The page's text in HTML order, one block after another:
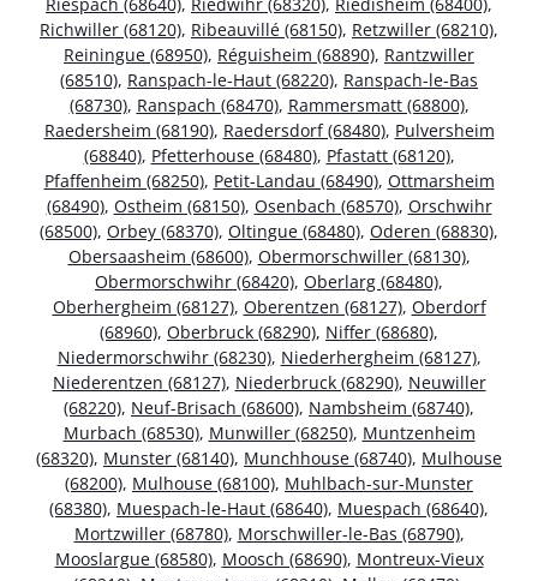
Richwiller (68120), Ribeauvillé (68150), Retzwiller (68210),
Reiningue (68950), Réguisheim (68890), Rantzwiller
(68510), Ranspach-le-Haut (68220), Ranspach-le-Bas
(68730), Ranspach (68470), Rammersmatt (68800),
Raedersheim (68190), Raedersdorf (68480), Pulversheim
(68840), Pfetterhouse (68480), Pfastatt (68120),
Pfaffenheim (68250), Petit-Landau (68490), Ottmarsheim
(68490), Ostheim (68150), Osenbach (68570), Orschwihr
(68500), Orbey (68370), Oltingue (68480), Oderen (68830),
Obersaasheim (68600), Obermorschwiller (68130),
Obermorschwihr (68420), Oberlarg (68480),
Oberhergheim (68127), Oberentzen (68127), Oberdorf
(68960), Oberbruck (68290), Niffer (68680),
Niedermorschwihr (68230), Niederhergheim (68127),
Niederentzen (68127), Niederbruck (68290), Neuwiller
(68220), Neuf-Brisach (68600), Nambsheim (68740),
Murbach (68530), Munwiller (68250), Muntzenheim
(68320), Munster (68140), Munchhouse (68740), Mulhouse
(68200), Mulhouse (68100), Muhlbach-sur-Munster
(68380), Muespach-le-Haut (68640), Muespach (68640),
Mortzwiller (68780), Morschwiller-le-Bas (68790),
Mooslargue (68580), Moosch (68690), Montreux-Vieux